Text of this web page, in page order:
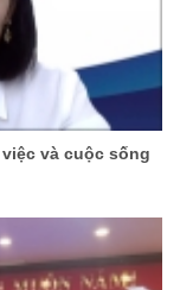
và cuộc sống